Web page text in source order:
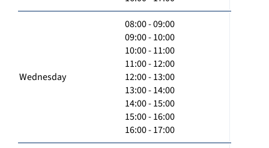
Wednesday
08:00 - 09:00
09:00 - 10:00
10:00 - 11:00
11:00 - 12:00
12:00 - 13:00
13:00 - 14:00
14:00 - 15:00
15:00 - 16:00
16:00 - 17:00